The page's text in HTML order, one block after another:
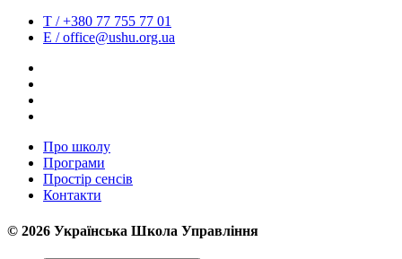
T / +380 77 755 77 01
E / office@ushu.org.ua
Про школу
Програми
Простір сенсів
Контакти
© 2026 Українська Школа Управління